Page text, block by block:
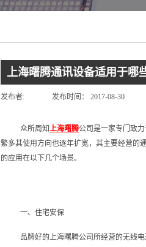
上海曙腾通讯设备适用于哪
发布者: 发布时间： 2017-08-30
众所周知上海曙腾公司是一家专门致
繁多其使用方向也逐年扩宽，其主要经营的
的应用在以下几个场景。
一、住宅安保
品牌好的上海曙腾公司所经营的无线